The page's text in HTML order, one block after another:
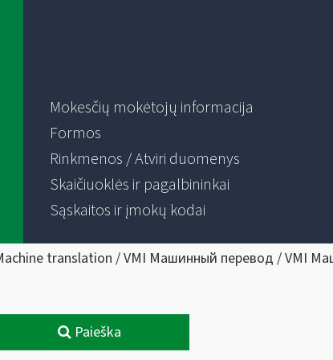
Mokesčių mokėtojų informacija
Formos
Rinkmenos / Atviri duomenys
Skaičiuoklės ir pagalbininkai
Sąskaitos ir įmokų kodai
translation / VMI Машинный перевод / VMI
Paieška